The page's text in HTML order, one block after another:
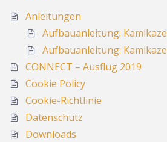
Anleitungen
Aufbauanleitung:
Aufbauanleitung:
CONNECT – Ausflug 2019
Cookie Policy
Cookie-Richtlinie
Datenschutz
Downloads